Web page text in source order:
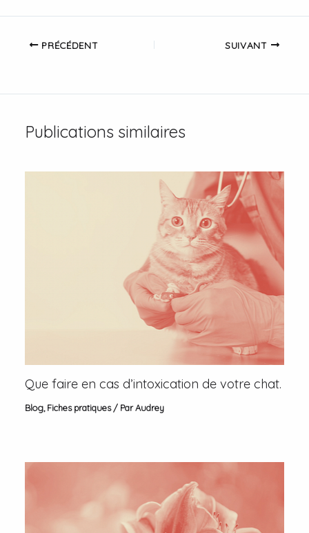
PRÉCÉDENT SUIVANT
Publications similaires
Que faire en cas d’intoxication de votre chat.
Blog, Fiches pratiques/ ParAudrey